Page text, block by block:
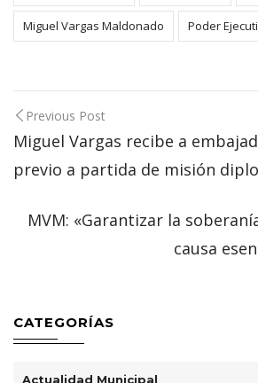
Miguel Vargas Maldonado Poder
Post
navigation
Previous Post
Miguel Vargas recibe a
previo a partida de misión
MVM: «Garantizar la
causa
CATEGORÍAS
Actualidad Municipal